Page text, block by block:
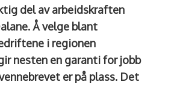
del av arbeidskraften
Å velge blant
i regionen
nesten en garanti for jobb
er på plass. Det